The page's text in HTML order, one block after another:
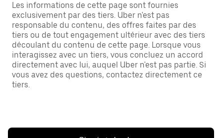
Les informations de cette page sont fournies
exclusivement par des tiers. Uber n'est pas
responsable du contenu, des offres faites par des
tiers ou de tout engagement ultérieur avec des tiers
découlant du contenu de cette page. Lorsque vous
interagissez avec un tiers, vous concluez un accord
directement avec lui, auquel Uber n'est pas partie. Si
vous avez des questions, contactez directement ce
tiers.